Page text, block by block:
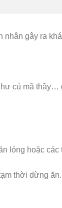
nhân gây ra
củ mã thầy…
lỏng hoặc
thời dừng